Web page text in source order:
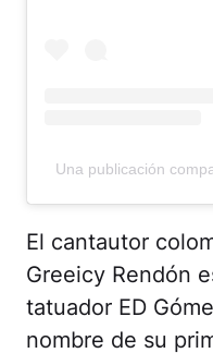
Una publicación
El cantautor
Greeicy Rendón
tatuador ED
nombre de su